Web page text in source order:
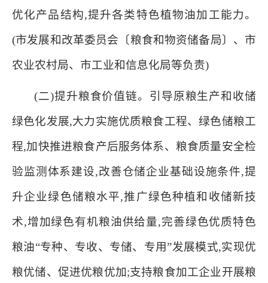
优化产品结构,提升各类特色植物油加工能力。
(市发展和改革委员会〔粮食和物资储备局〕、市
农业农村局、市工业和信息化局等负责)
(二)提升粮食价值链。引导原粮生产和收储
绿色化发展,大力实施优质粮食工程、绿色储粮工
程,加快推进粮食产后服务体系、粮食质量安全检
验监测体系建设,改善仓储企业基础设施条件,提
升企业绿色储粮水平,推广绿色种植和收储新技
术,增加绿色有机粮油供给量,完善绿色优质特色
粮油“专种、专收、专储、专用”发展模式,实现优
粮优储、促进优粮优加;支持粮食加工企业开展粮